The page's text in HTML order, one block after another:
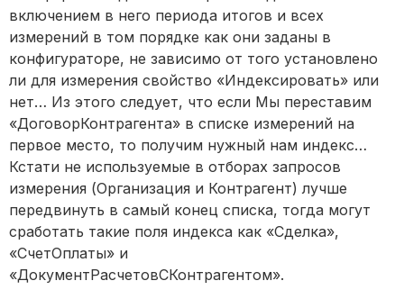
включением в него периода итогов и всех
измерений в том порядке как они заданы в
конфигураторе, не зависимо от того установлено
ли для измерения свойство «Индексировать» или
нет… Из этого следует, что если Мы переставим
«ДоговорКонтрагента» в списке измерений на
первое место, то получим нужный нам индекс…
Кстати не используемые в отборах запросов
измерения (Организация и Контрагент) лучше
передвинуть в самый конец списка, тогда могут
сработать такие поля индекса как «Сделка»,
«СчетОплаты» и
«ДокументРасчетовСКонтрагентом».